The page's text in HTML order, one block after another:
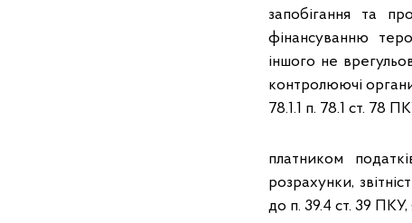
запобігання та
фінансуванню
іншого не
контролюючі
78.1.1 п. 78.1 ст. 78
платником
розрахунки,
до п. 39.4 ст. 39